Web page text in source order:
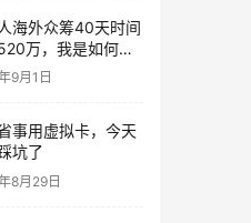
海外众筹40天时间
万，我是如何做
丨出海笔记
9月1日
事用虚拟卡，今天
坑了
8月29日